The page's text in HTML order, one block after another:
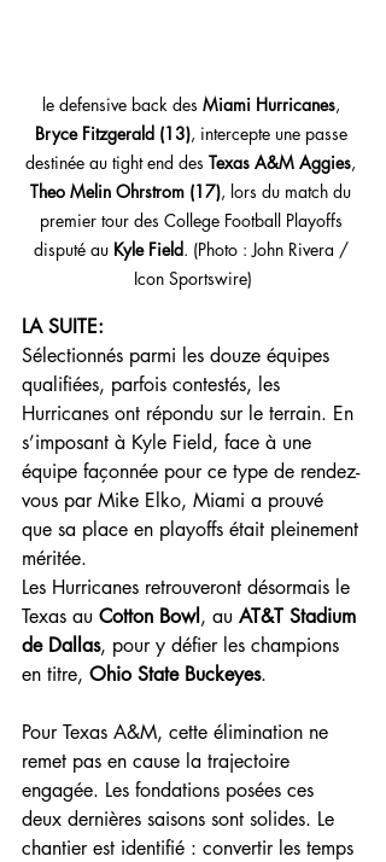
le defensive back des Miami Hurricanes,
Bryce Fitzgerald (13), intercepte une passe
destinée au tight end des Texas A&M Aggies,
Theo Melin Ohrstrom (17), lors du match du
premier tour des College Football Playoffs
disputé au Kyle Field. (Photo : John Rivera /
Icon Sportswire)
LA SUITE:
Sélectionnés parmi les douze équipes
qualifiées, parfois contestés, les
Hurricanes ont répondu sur le terrain. En
s’imposant à Kyle Field, face à une
équipe façonnée pour ce type de rendez-
vous par Mike Elko, Miami a prouvé
que sa place en playoffs était pleinement
méritée.
Les Hurricanes retrouveront désormais le
Texas au Cotton Bowl , au AT&T Stadium
de Dallas, pour y défier les champions
en titre, Ohio State Buckeyes.
Pour Texas A&M, cette élimination ne
remet pas en cause la trajectoire
engagée. Les fondations posées ces
deux dernières saisons sont solides. Le
chantier est identifié : convertir les temps